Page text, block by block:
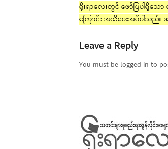
ရိုးရာလေးတွင် ဖော်ပြပါရှိသော
ကြောင်း အသိပေးအပ်ပါသည်
Leave a Reply
You must be logged in to